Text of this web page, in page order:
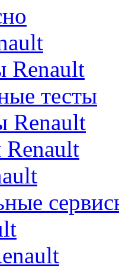
Renault
тесты
Renault